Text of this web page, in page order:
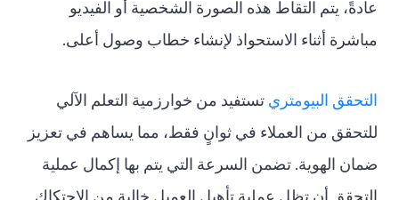
عادةً، يتم التقاط هذه الصورة الشخصية أو الفيديو
مباشرة أثناء الاستحواذ لإنشاء خطاب وصول أعلى.
التحقق البيومتري تستفيد من خوارزمية التعلم الآلي
للتحقق من العملاء في ثوانٍ فقط، مما يساهم في تعزيز
ضمان الهوية. تضمن السرعة التي يتم بها إكمال عملية